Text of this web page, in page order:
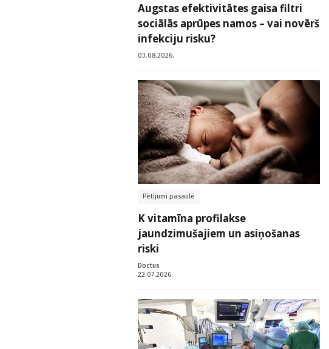
Augstas efektivitātes gaisa filtri
sociālās aprūpes namos – vai novērš
infekciju risku?
03.08.2026.
Pētījumi pasaulē
K vitamīna profilakse
jaundzimušajiem un asiņošanas
riski
Doctus
22.07.2026.